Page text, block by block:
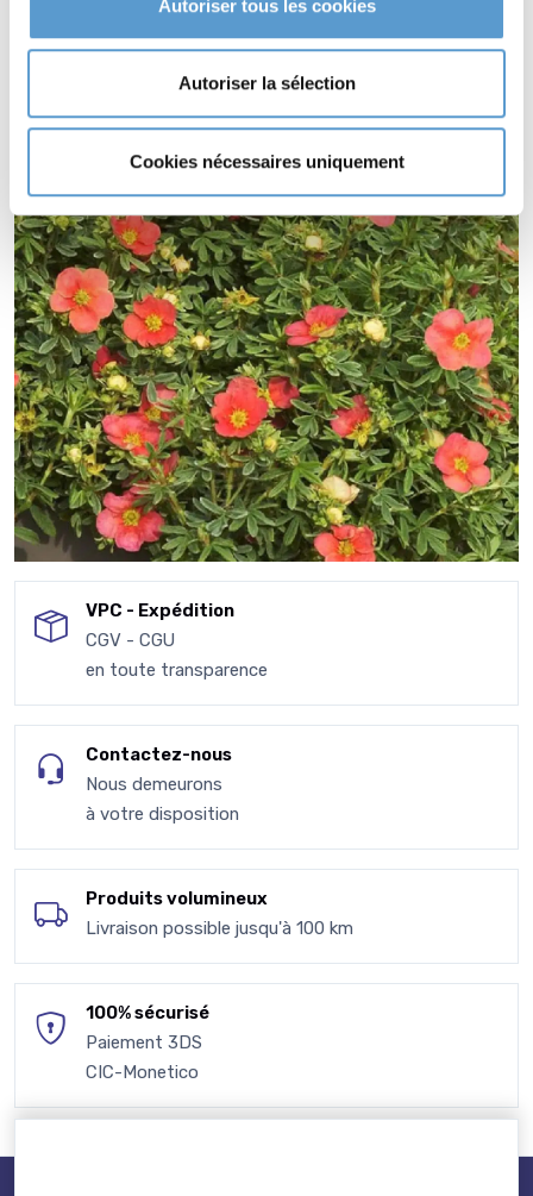
Autoriser tous les cookies
Autoriser la sélection
Cookies nécessaires uniquement
feuillage persistant.
POTENTILLA fruticosa RED'ISSIMA® s'utilise en couvre-sol.
VPC - Expédition
CGV - CGU
en toute transparence
Contactez-nous
Nous demeurons
à votre disposition
Produits volumineux
Livraison possible jusqu'à 100 km
100% sécurisé
Paiement 3DS
CIC-Monetico